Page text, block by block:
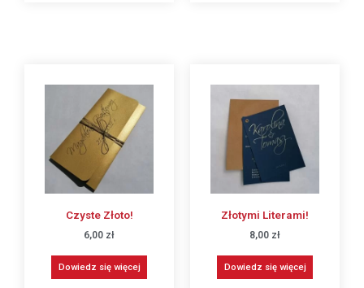
Czyste Złoto!
6,00 zł
Dowiedz się więcej
Złotymi Literami!
8,00 zł
Dowiedz się więcej